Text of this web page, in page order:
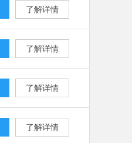
了解详情
了解详情
了解详情
了解详情